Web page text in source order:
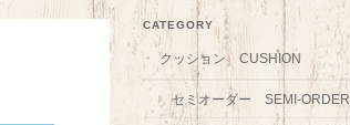
CATEGORY
クッション CUSHION
セミオーダー SEMI-ORDER